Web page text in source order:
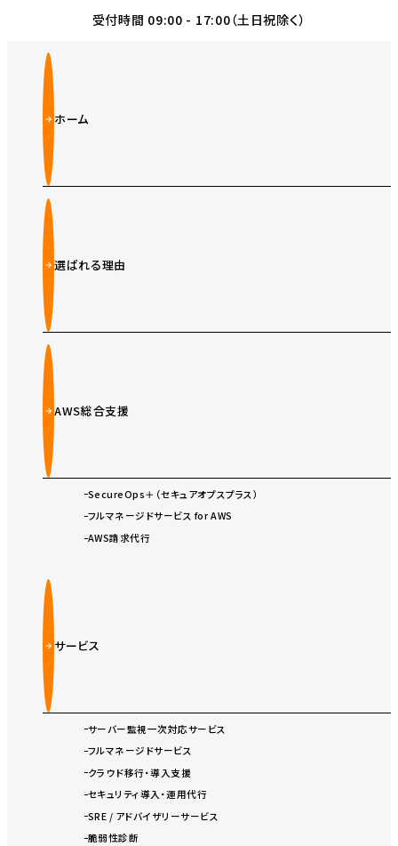
受付時間 09:00 - 17:00（土日祝除く）
ホーム
選ばれる理由
AWS総合支援
SecureOps＋（セキュアオプスプラス）
フルマネージドサービス for AWS
AWS請求代行
サービス
サーバー監視一次対応サービス
フルマネージドサービス
クラウド移行・導入支援
セキュリティ導入・運用代行
SRE / アドバイザリーサービス
脆弱性診断